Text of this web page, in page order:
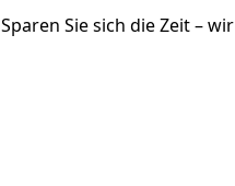
Sparen Sie sich die Zeit –